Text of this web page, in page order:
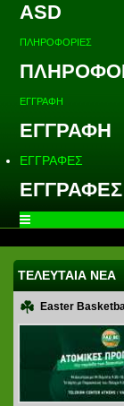
ASD
ΠΛΗΡΟΦΟΡΙΕΣ
ΕΓΓΡΑΦΗ
ΕΓΓΡΑΦΗ
ΕΓΓΡΑΦΕΣ
ΕΓΓΡΑΦΕΣ
ΤΕΛΕΥΤΑΙΑ ΝΕΑ
Easter